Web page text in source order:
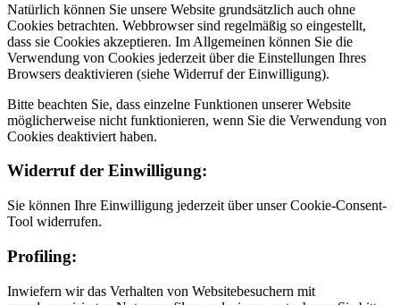
Natürlich können Sie unsere Website grundsätzlich auch ohne
Cookies betrachten. Webbrowser sind regelmäßig so eingestellt,
dass sie Cookies akzeptieren. Im Allgemeinen können Sie die
Verwendung von Cookies jederzeit über die Einstellungen Ihres
Browsers deaktivieren (siehe Widerruf der Einwilligung).
Bitte beachten Sie, dass einzelne Funktionen unserer Website
möglicherweise nicht funktionieren, wenn Sie die Verwendung von
Cookies deaktiviert haben.
Widerruf der Einwilligung:
Sie können Ihre Einwilligung jederzeit über unser Cookie-Consent-
Tool widerrufen.
Profiling:
Inwiefern wir das Verhalten von Websitebesuchern mit